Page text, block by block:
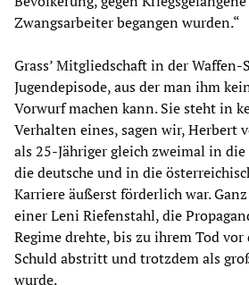
Zwangsarbeiter begangen wurden.“
Grass’ Mitgliedschaft in der Waffen-
Jugendepisode, aus der man ihm
Vorwurf machen kann. Sie steht in
Verhalten eines, sagen wir, Herbert
als 25-Jähriger gleich zweimal in
die deutsche und in die
Karriere äußerst förderlich war.
einer Leni Riefenstahl, die
Regime drehte, bis zu ihrem Tod vor
Schuld abstritt und trotzdem als
wurde.